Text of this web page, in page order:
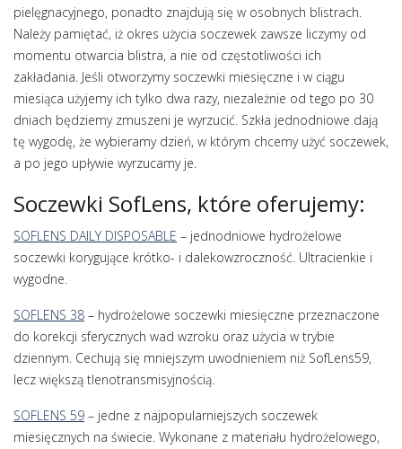
pielęgnacyjnego, ponadto znajdują się w osobnych blistrach.
Należy pamiętać, iż okres użycia soczewek zawsze liczymy od
momentu otwarcia blistra, a nie od częstotliwości ich
zakładania. Jeśli otworzymy soczewki miesięczne i w ciągu
miesiąca użyjemy ich tylko dwa razy, niezależnie od tego po 30
dniach będziemy zmuszeni je wyrzucić. Szkła jednodniowe dają
tę wygodę, że wybieramy dzień, w którym chcemy użyć soczewek,
a po jego upływie wyrzucamy je.
Soczewki SofLens, które oferujemy:
SOFLENS DAILY DISPOSABLE – jednodniowe hydrożelowe
soczewki korygujące krótko- i dalekowzroczność. Ultracienkie i
wygodne.
SOFLENS 38 – hydrożelowe soczewki miesięczne przeznaczone
do korekcji sferycznych wad wzroku oraz użycia w trybie
dziennym. Cechują się mniejszym uwodnieniem niż SofLens59,
lecz większą tlenotransmisyjnością.
SOFLENS 59 – jedne z najpopularniejszych soczewek
miesięcznych na świecie. Wykonane z materiału hydrożelowego,